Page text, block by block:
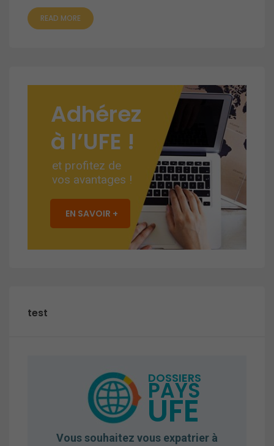
READ MORE
Adhérez
à l’UFE !
et profitez de
vos avantages !
EN SAVOIR +
test
UFE
Vous souhaitez vous expatrier à
DOSSIERS
PAYS